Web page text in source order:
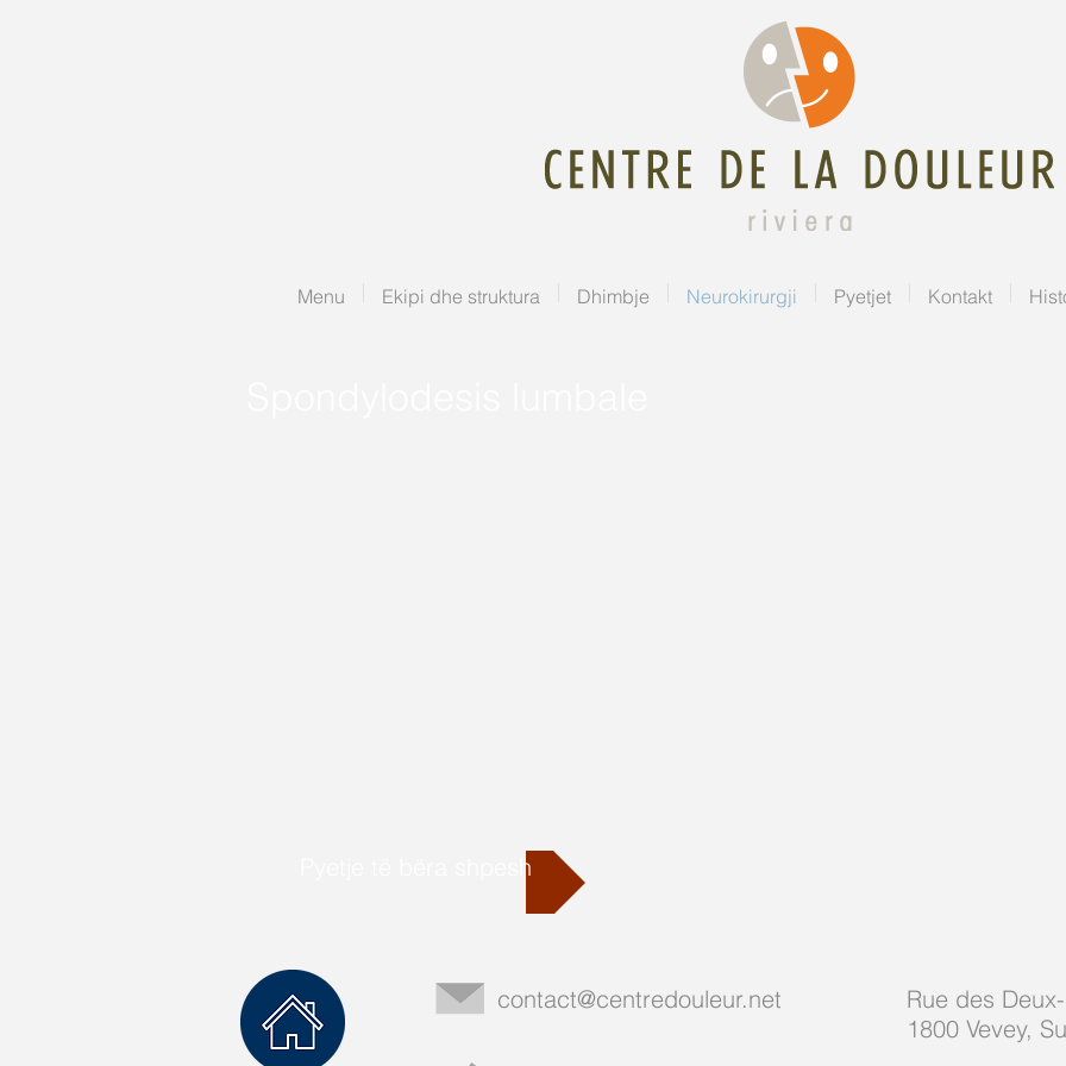
Menu Ekipi dhe struktura Dhimbje Neurokirurgji Pyetjet Kontakt
Pyetje të bëra shpesh
contact@centredouleur.net
Rue des
1800 Vevey,